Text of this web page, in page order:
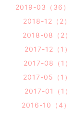
2019-03（36）
2018-12（2）
2018-08（2）
2017-12（1）
2017-08（1）
2017-05（1）
2017-01（1）
2016-10（4）